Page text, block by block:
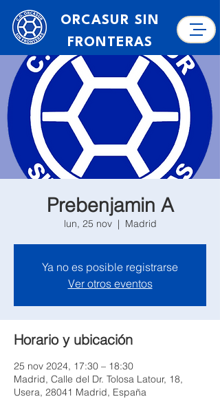
ORCASUR SIN
FRONTERAS
Prebenjamin A
lun, 25 nov
  |
Madrid
Ya no es posible registrarse
Ver otros eventos
Horario y ubicación
25 nov 2024, 17:30 – 18:30
Madrid, Calle del Dr. Tolosa Latour, 18,
Usera, 28041 Madrid, España